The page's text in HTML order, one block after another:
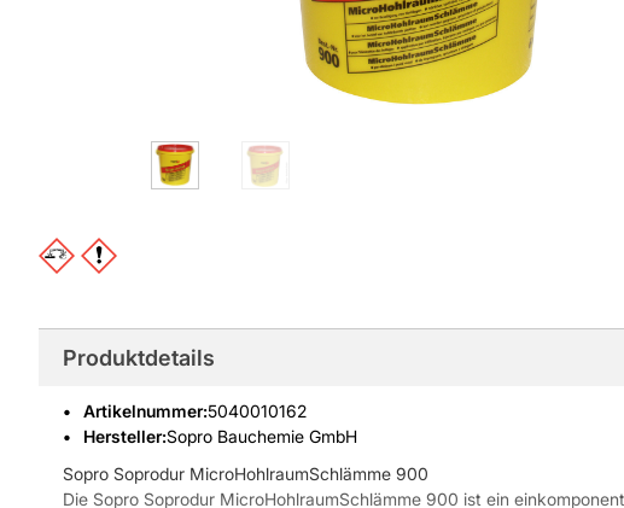
Produktdetails
Artikelnummer:5040010162
Hersteller:Sopro Bauchemie GmbH
Sopro Soprodur MicroHohlraumSchlämme 900
Die Sopro Soprodur MicroHohlraumSchlämme 900 ist ein